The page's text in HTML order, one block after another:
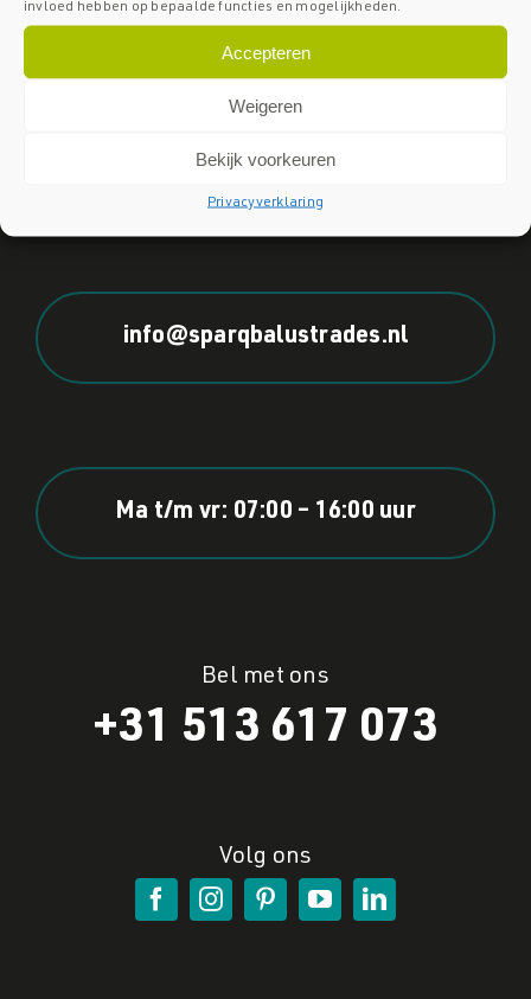
invloed hebben op bepaalde functies en mogelijkheden.
Accepteren
Weigeren
Bekijk voorkeuren
Privacyverklaring
Icarus 2, 8448 CJ Heerenveen
info@sparqbalustrades.nl
Ma t/m vr: 07:00 – 16:00 uur
Bel met ons
+31 513 617 073
Volg ons